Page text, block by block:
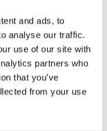
and ads, to
analyse our traffic.
use of our site with
partners who
that you’ve
from your use